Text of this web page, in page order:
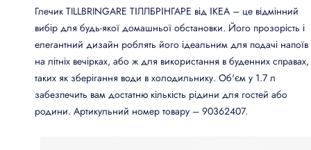
Глечик TILLBRINGARE ТІЛЛБРІНГАРЕ від ІКЕА – це відмінний
вибір для будь-якої домашньої обстановки. Його прозорість і
елегантний дизайн роблять його ідеальним для подачі напоїв
на літніх вечірках, або ж для використання в буденних справах,
таких як зберігання води в холодильнику. Об'єм у 1.7 л
забезпечить вам достатню кількість рідини для гостей або
родини. Артикульний номер товару – 90362407.